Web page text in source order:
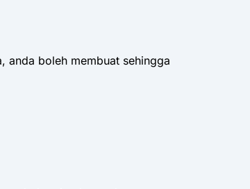
anda boleh membuat sehingga